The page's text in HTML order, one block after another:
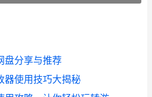
盘分享与推荐
器使用技巧大揭秘